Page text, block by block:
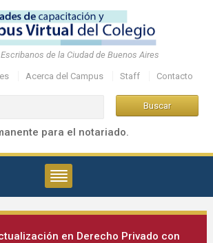
de la Ciudad de Buenos Aires
Acerca del Campus Staff Contacto
para el notariado.
en Derecho Privado con